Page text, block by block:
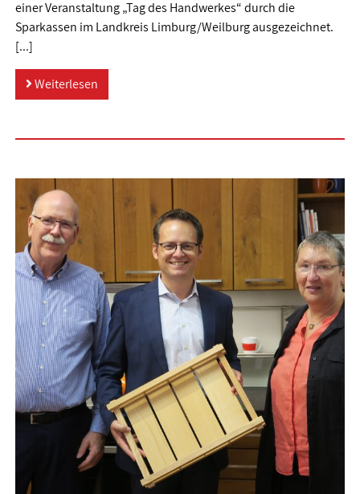
einer Veranstaltung „Tag des Handwerkes“ durch die
Sparkassen im Landkreis Limburg/Weilburg ausgezeichnet.
[...]
Weiterlesen